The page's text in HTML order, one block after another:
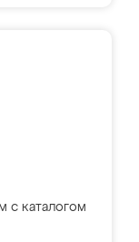
с каталогом